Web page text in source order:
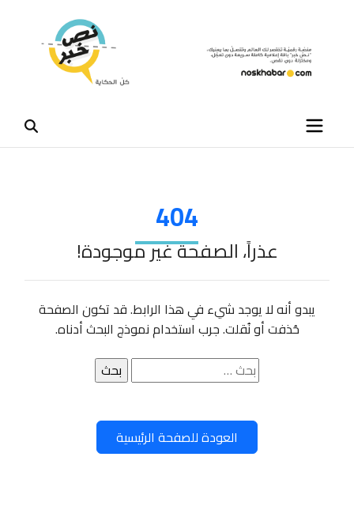
404
عذراً، الصفحة غير موجودة!
يبدو أنه لا يوجد شيء في هذا الرابط. قد تكون الصفحة
حُذفت أو نُقلت. جرب استخدام نموذج البحث أدناه.
البحث
عن:
العودة للصفحة الرئيسية